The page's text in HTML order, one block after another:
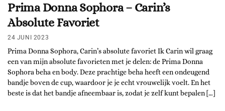
Prima Donna Sophora – Carin’s
Absolute Favoriet
24 JUNI 2023
Prima Donna Sophora, Carin’s absolute favoriet Ik Carin wil graag
een van mijn absolute favorieten met je delen: de Prima Donna
Sophora beha en body. Deze prachtige beha heeft een ondeugend
bandje boven de cup, waardoor je je echt vrouwelijk voelt. En het
beste is dat het bandje afneembaar is, zodat je zelf kunt bepalen […]